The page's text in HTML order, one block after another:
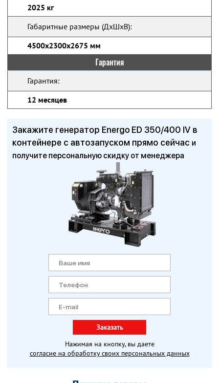
2025 кг
Габаритные размеры (ДхШхВ):
4500х2300х2675 мм
Гарантия
Гарантия:
12 месяцев
Закажите генератор Energo ED 350/400 IV в
контейнере с автозапуском прямо сейчас и
получите персональную скидку от менеджера
Заказать
Нажимая на кнопку, вы даете
согласие на обработку своих персональных данных